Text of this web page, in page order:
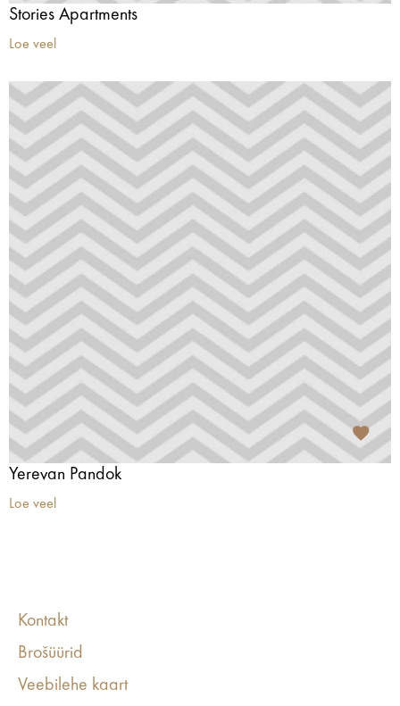
Stories Apartments
Loe veel
Yerevan Pandok
Loe veel
Kontakt
Brošüürid
Veebilehe kaart